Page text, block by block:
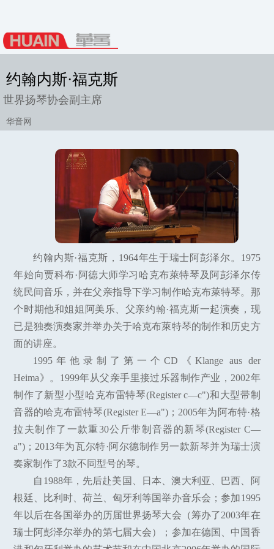
约翰内斯·福克斯
世界扬琴协会副主席
华音网
约翰内斯·福克斯，1964年生于瑞士阿彭泽尔。1975
年始向贾科布·阿德大师学习哈克布萊特琴及阿彭泽尔传
统民间音乐，并在父亲指导下学习制作哈克布萊特琴。那
个时期他和姐姐阿美乐、父亲约翰·福克斯一起演奏，现
已是独奏演奏家并举办关于哈克布萊特琴的制作和历史方
面的讲座。
1995年他录制了第一个CD《Klange aus der
Heima》。1999年从父亲手里接过乐器制作产业，2002年
制作了新型小型哈克布雷特琴(Register c—c")和大型带制
音器的哈克布雷特琴(Register E—a")；2005年为阿布特·格
拉夫制作了一款重30公斤带制音器的新琴(Register C—
a")；2013年为瓦尔特·阿尔德制作另一款新琴并为瑞士演
奏家制作了3款不同型号的琴。
自1988年，先后赴美国、日本、澳大利亚、巴西、阿
根廷、比利时、荷兰、匈牙利等国举办音乐会；参加1995
年以后在各国举办的历届世界扬琴大会（筹办了2003年在
瑞士阿彭泽尔举办的第七届大会）；参加在德国、中国香